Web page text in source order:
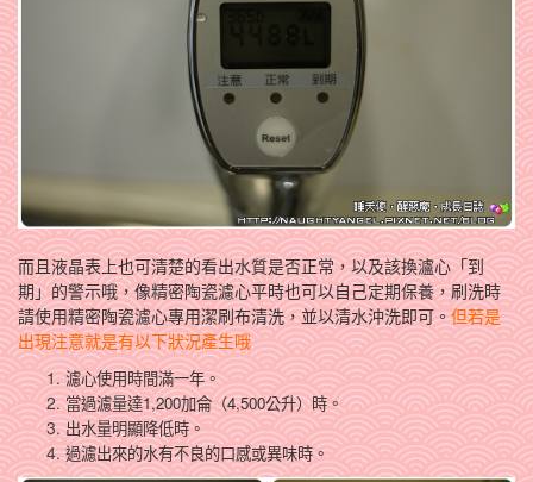
而且液晶表上也可清楚的看出水質是否正常，以及該換瀘心「到
期」的警示哦，像精密陶瓷濾心平時也可以自己定期保養，刷洗時
請使用精密陶瓷濾心專用潔刷布清洗，並以清水沖洗即可。但若是
出現注意就是有以下狀況產生哦
濾心使用時間滿一年。
當過濾量達1,200加侖（4,500公升）時。
出水量明顯降低時。
過濾出來的水有不良的口感或異味時。